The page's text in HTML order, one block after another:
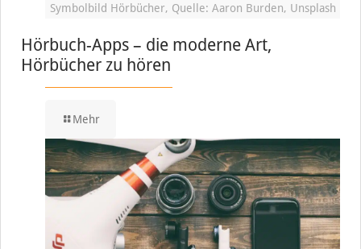
Symbolbild Hörbücher, Quelle: Aaron Burden, Unsplash
Hörbuch-Apps – die moderne Art,
Hörbücher zu hören
Mehr